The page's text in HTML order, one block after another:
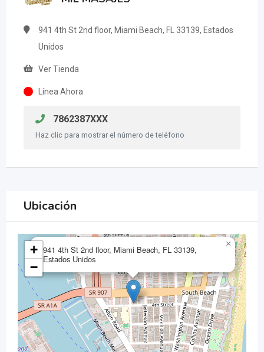
941 4th St 2nd floor, Miami Beach, FL 33139, Estados
Unidos
Ver Tienda
Línea Ahora
7862387XXX
Haz clic para mostrar el número de teléfono
Ubicación
941 4th St 2nd floor, Miami Beach, FL 33139,
Estados Unidos
×
+
−